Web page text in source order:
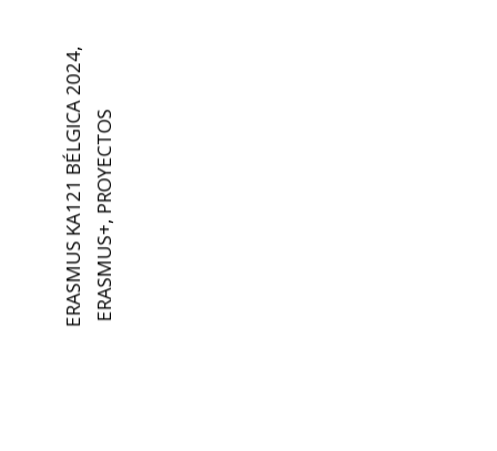
ERASMUS KA121 BÉLGICA 2024ERASMUS+
,
PROYECTOS
ERASMUS KA121 BÉLGICA 2024
,
ERASMUS+
,
PROYECTOS